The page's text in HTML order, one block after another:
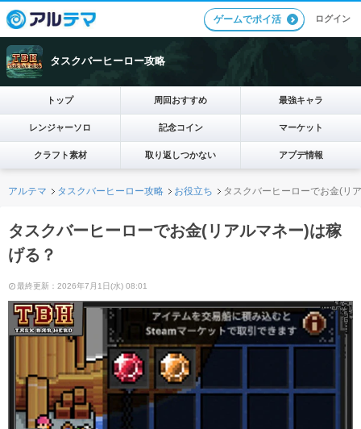
ゲームでポイ活 ログイン
タスクバーヒーロー攻略
トップ 周回おすすめ 最強キャラ
レンジャーソロ 記念コイン マーケット
クラフト素材 取り返しつかない アプデ情報
アルテマ タスクバーヒーロー攻略 お役立ち タスクバーヒーローでお金(リ
タスクバーヒーローでお金(リアルマネー)は稼
げる？
最終更新：2026年7月1日(水) 08:01